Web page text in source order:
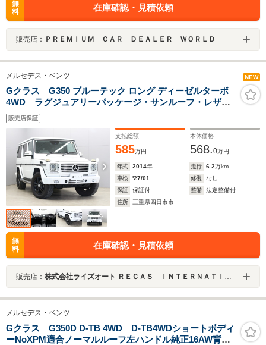
無
料
在庫確認・見積依頼
販売店： ＰＲＥＭＩＵＭ ＣＡＲ ＤＥＡＬＥＲ ＷＯＲＬＤ
メルセデス・ベンツ NEW
Gクラス G350 ブルーテック ロング ディーゼルターボ
4WD ラグジュアリーパッケージ・サンルーフ・レザー
シート・前後シートヒーター・ハーマンカードンサウン
ド・ブラック塗装18インチホイール・ヘッドライトガー
ド・ドライブレコーダー・ディストロニックプラス
販売店保証
支払総額
585万円
本体価格
568.0万円
年式 2014年 走行 6.2万km
車検
'27/01 修復
なし
保証
保証付 整備
法定整備付
住所
三重県四日市市
無
料
在庫確認・見積依頼
販売店： 株式会社ライズオート ＲＥＣＡＳ ＩＮＴＥＲＮＡＴＩＯＮＡＬ
メルセデス・ベンツ
Gクラス G350D D-TB 4WD D-TB4WDショートボディ
ーNoXPM適合ノーマルルーフ左ハンドル純正16AW背面